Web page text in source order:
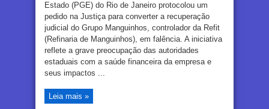
Estado (PGE) do Rio de Janeiro protocolou um
pedido na Justiça para converter a recuperação
judicial do Grupo Manguinhos, controlador da Refit
(Refinaria de Manguinhos), em falência. A iniciativa
reflete a grave preocupação das autoridades
estaduais com a saúde financeira da empresa e
seus impactos ...
Leia mais »